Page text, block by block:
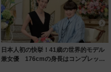
日本人初の快挙！41歳の世界的モデル
兼女優 176cmの身長はコンプレック